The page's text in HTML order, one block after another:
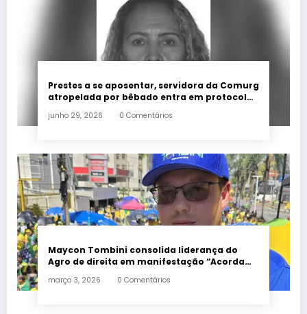
Prestes a se aposentar, servidora da Comurg
atropelada por bêbado entra em protocolo
junho 29, 2026 0 Comentários
Maycon Tombini consolida liderança do
Agro de direita em manifestação “Acorda
março 3, 2026 0 Comentários